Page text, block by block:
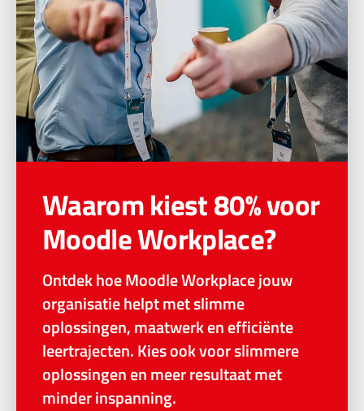
Waarom kiest 80% voor
Moodle Workplace?
Ontdek hoe Moodle Workplace jouw
organisatie helpt met slimme
oplossingen, maatwerk en efficiënte
leertrajecten. Kies ook voor slimmere
oplossingen en meer resultaat met
minder inspanning.